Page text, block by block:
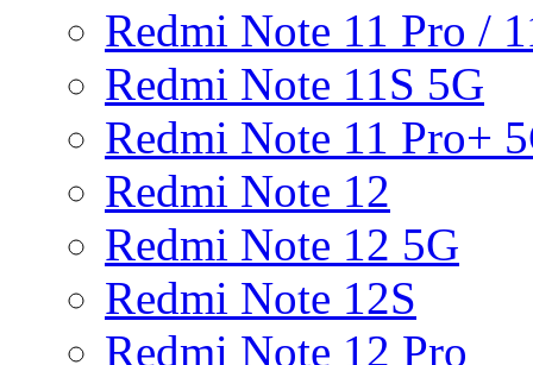
Redmi Note 11 Pro /
Redmi Note 11S 5G
Redmi Note 11 Pro+
Redmi Note 12
Redmi Note 12 5G
Redmi Note 12S
Redmi Note 12 Pro